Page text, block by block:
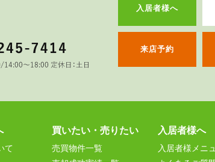
入居者様へ
来店予約
て
買いたい・売りたい
売買物件一覧
入居者様へ
入居者様メニ